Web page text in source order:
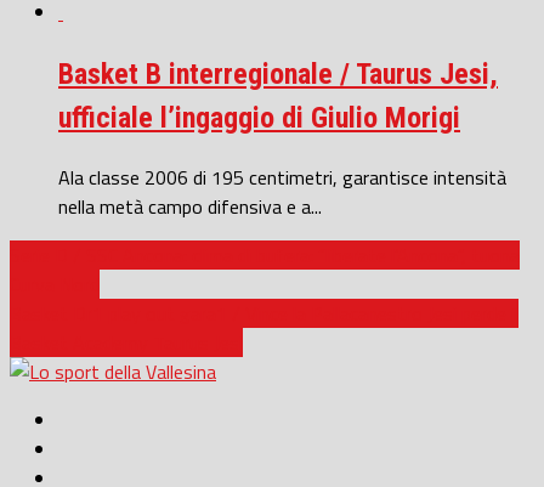
Basket B interregionale / Taurus Jesi,
ufficiale l’ingaggio di Giulio Morigi
Ala classe 2006 di 195 centimetri, garantisce intensità
nella metà campo difensiva e a...